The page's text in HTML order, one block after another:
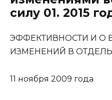
силу 01. 2015
ЭФФЕКТИВНОСТИ И О
ИЗМЕНЕНИЙ В
11 ноября 2009 года